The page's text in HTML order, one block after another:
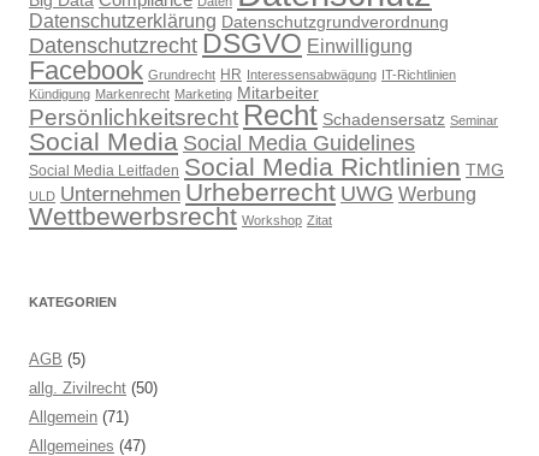
Datenschutzerklärung Datenschutzgrundverordnung
Datenschutzrecht DSGVO Einwilligung
Facebook Grundrecht HR Interessensabwägung IT-Richtlinien
Kündigung Markenrecht Marketing Mitarbeiter
Persönlichkeitsrecht Recht Schadensersatz Seminar
Social Media Social Media Guidelines
Social Media Leitfaden Social Media Richtlinien TMG
ULD Unternehmen Urheberrecht UWG Werbung
Wettbewerbsrecht Workshop Zitat
KATEGORIEN
AGB (5)
allg. Zivilrecht (50)
Allgemein (71)
Allgemeines (47)